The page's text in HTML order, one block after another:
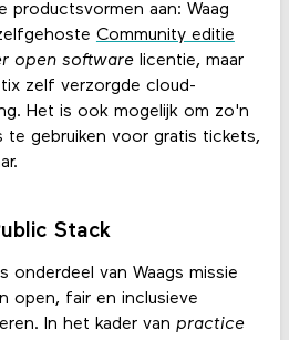
productsvormen aan: Waag
Community editie
open softwarelicentie, maar
zelf verzorgde cloud-
Het is ook mogelijk om zo'n
te gebruiken voor gratis tickets,
Stack
onderdeel van Waags missie
open, fair en inclusieve
In het kader van practice